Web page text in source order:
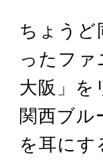
ちょうど
ったファ
大阪」を
関西ブル
を耳にす